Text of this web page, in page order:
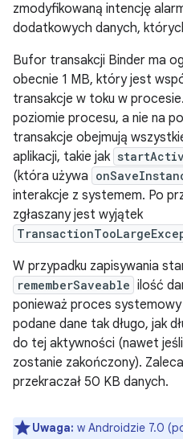
zmodyfikowaną intencję
dodatkowych danych,
Bufor transakcji Binder ma
obecnie 1 MB, który jest
transakcje w toku w
poziomie procesu, a nie na
transakcje obejmują
aplikacji, takie jak
(która używa
interakcje z systemem. Po
zgłaszany jest wyjątek
W przypadku zapisywania
rememberSaveable ilość
ponieważ proces
podane dane tak długo, jak
do tej aktywności (nawet
zostanie zakończony).
przekraczał 50 KB danych.
Uwaga: w Androidzie 7.0